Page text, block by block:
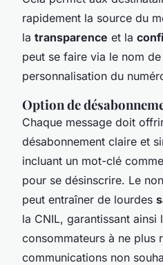
rapidement la source du
la transparence et la
peut se faire via le nom
personnalisation du
Option de
Chaque message doit
désabonnement claire et
incluant un mot-clé
pour se désinscrire. Le
peut entraîner de lourdes
la CNIL, garantissant ainsi
consommateurs à ne plus
communications non